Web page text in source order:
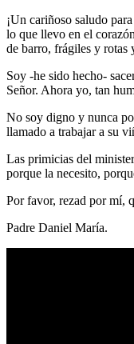
¡Un cariñoso saludo
lo que llevo en el
de barro, frágiles y rotas
Soy -he sido hecho-
Señor. Ahora yo, tan
No soy digno y nunca
llamado a trabajar a su
Las primicias del
porque la necesito,
Por favor, rezad por mí,
Padre Daniel María.